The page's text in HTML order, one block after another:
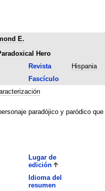
E.
Hero
Revista
Hispania
Fascículo
paradójico y paródico
Lugar de
edición
Idioma del
resumen